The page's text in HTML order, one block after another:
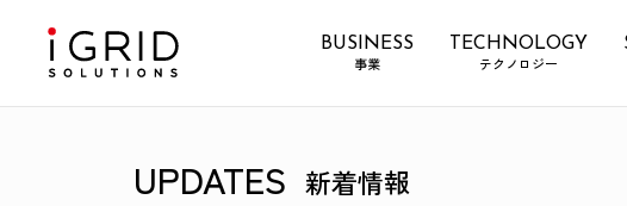
BUSINESS
事業
TECHNOLOGY
テクノロジー
UPDATES 新着情報